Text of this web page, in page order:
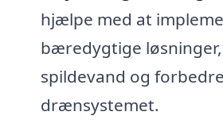
hjælpe med at
bæredygtige
spildevand og
drænsystemet.